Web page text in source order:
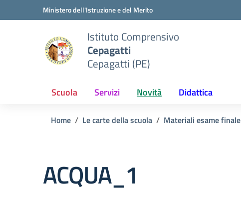
Vai ai contenuti
Vai al menu di navigazioneMinistero dell'Istruzione e del Merito
Istituto Comprensivo
Cepagatti
Cepagatti (PE)
Scuola Servizi Novità Didattica
Home Le carte della scuola Materiali esame finale
ACQUA_1